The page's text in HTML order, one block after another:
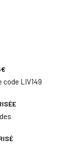
code LIV149